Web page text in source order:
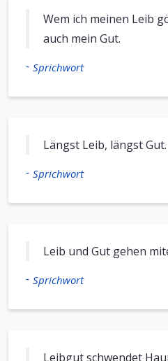
Wem ich meinen Leib
auch mein Gut.
- Sprichwort
Längst Leib, längst Gut.
- Sprichwort
Leib und Gut gehen
- Sprichwort
Leibgut schwendet